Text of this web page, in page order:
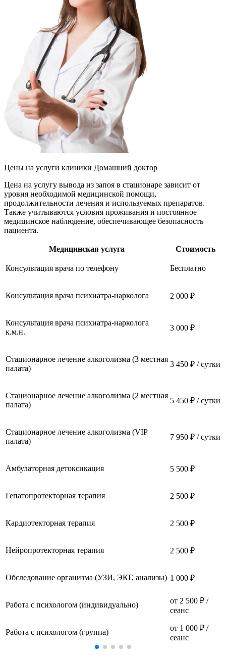
Цены на услуги клиники Домашний доктор
Цена на услугу вывода из запоя в стационаре зависит от
уровня необходимой медицинской помощи,
продолжительности лечения и используемых препаратов.
Также учитываются условия проживания и постоянное
медицинское наблюдение, обеспечивающее безопасность
пациента.
Медицинская услуга Стоимость
Консультация врача по телефону Бесплатно
Консультация врача психиатра-нарколога 2 000 ₽
Консультация врача психиатра-нарколога
к.м.н.
3 000 ₽
Стационарное лечение алкоголизма (3 местная
палата)
3 450 ₽ / сутки
Стационарное лечение алкоголизма (2 местная
палата)
5 450 ₽ / сутки
Стационарное лечение алкоголизма (VIP
палата)
7 950 ₽ / сутки
Амбулаторная детоксикация 5 500 ₽
Гепатопротекторная терапия 2 500 ₽
Кардиотекторная терапия 2 500 ₽
Нейропротекторная терапия 2 500 ₽
Обследование организма (УЗИ, ЭКГ, анализы) 1 000 ₽
Работа с психологом (индивидуально)
от 2 500 ₽ /
сеанс
Работа с психологом (группа)
от 1 000 ₽ /
сеанс